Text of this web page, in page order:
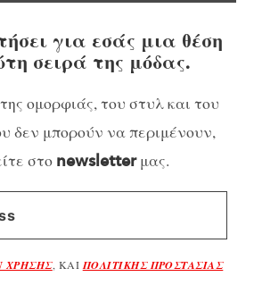
για εσάς μια θέση
σειρά της μόδας.
ομορφιάς, του στυλ και του
δεν μπορούν να περιμένουν,
στο newsletterμας.
ΧΡΗΣΗΣ, ΚΑΙ ΠΟΛΙΤΙΚΗΣ ΠΡΟΣΤΑΣΙΑΣ